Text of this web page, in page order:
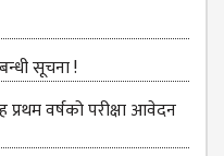
सूचना !
वर्षको परीक्षा आवेदन